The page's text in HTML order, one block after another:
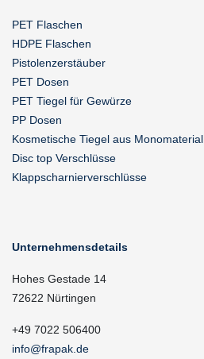
PET Flaschen
HDPE Flaschen
Pistolenzerstäuber
PET Dosen
PET Tiegel für Gewürze
PP Dosen
Kosmetische Tiegel aus Monomaterial
Disc top Verschlüsse
Klappscharnierverschlüsse
Unternehmensdetails
Hohes Gestade 14
72622 Nürtingen
+49 7022 506400
info@frapak.de